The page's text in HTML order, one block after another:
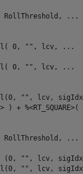
RollThreshold, ...
0, "", lcv, ...
0, "", lcv, ...
"", lcv,
) + %<RT_SQUARE>(
RollThreshold, ...
(0, "", lcv,
"", lcv,